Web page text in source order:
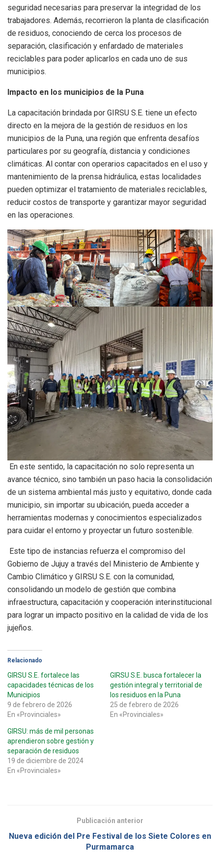
seguridad necesarias para preservar la integridad de los
trabajadores. Además, recorrieron la planta de clasificación
de residuos, conociendo de cerca los procesos de
separación, clasificación y enfardado de materiales
reciclables para poder aplicarlos en cada uno de sus
municipios.
Impacto en los municipios de la Puna
La capacitación brindada por GIRSU S.E. tiene un efecto
directo en la mejora de la gestión de residuos en los
municipios de la Puna, una región que enfrenta desafíos
particulares por su geografía, distancia y condiciones
climáticas. Al contar con operarios capacitados en el uso y
mantenimiento de la prensa hidráulica, estas localidades
pueden optimizar el tratamiento de materiales reciclables,
reducir costos de transporte y garantizar mayor seguridad
en las operaciones.
En este sentido, la capacitación no solo representa un
avance técnico, sino también un paso hacia la consolidación
de un sistema ambiental más justo y equitativo, donde cada
municipio, sin importar su ubicación, pueda acceder a
herramientas modernas y conocimientos especializados
para cuidar el entorno y proyectar un futuro sostenible.
Este tipo de instancias refuerza el compromiso del
Gobierno de Jujuy a través del Ministerio de Ambiente y
Cambio Climático y GIRSU S.E. con la comunidad,
consolidando un modelo de gestión que combina
infraestructura, capacitación y cooperación interinstitucional
para lograr un impacto positivo en la calidad de vida de los
jujeños.
Relacionado
GIRSU S.E. fortalece las
capacidades técnicas de los
Municipios
9 de febrero de 2026
En «Provinciales»
GIRSU S.E. busca fortalecer la
gestión integral y territorial de
los residuos en la Puna
25 de febrero de 2026
En «Provinciales»
GIRSU: más de mil personas
aprendieron sobre gestión y
separación de residuos
19 de diciembre de 2024
En «Provinciales»
Publicación anterior
Nueva edición del Pre Festival de los Siete Colores en
Purmamarca